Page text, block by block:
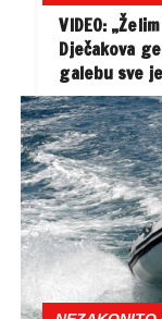
VIDEO:
Dječakova
galebu sve